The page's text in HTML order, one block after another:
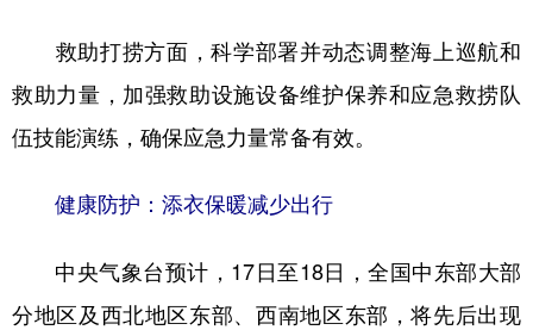
救助打捞方面，科学部署并动态调整海上巡航和
救助力量，加强救助设施设备维护保养和应急救捞队
伍技能演练，确保应急力量常备有效。
健康防护：添衣保暖减少出行
中央气象台预计，17日至18日，全国中东部大部
分地区及西北地区东部、西南地区东部，将先后出现